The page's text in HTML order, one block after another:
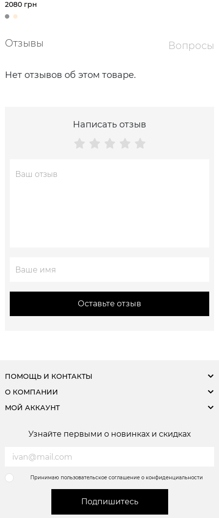
баской
2080 грн
Отзывы Вопросы
Нет отзывов об этом товаре.
Написать отзыв
Оставьте отзыв
ПОМОЩЬ И КОНТАКТЫ
О КОМПАНИИ
МОЙ АККАУНТ
Узнайте первыми о новинках и скидках
Принимаю пользовательское соглашение о конфиденциальности
Подпишитесь